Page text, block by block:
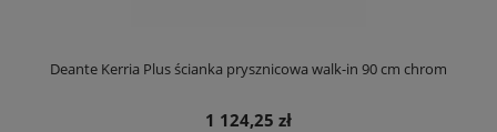
Deante Kerria Plus ścianka prysznicowa walk-in 90 cm chrom
1 124,25 zł